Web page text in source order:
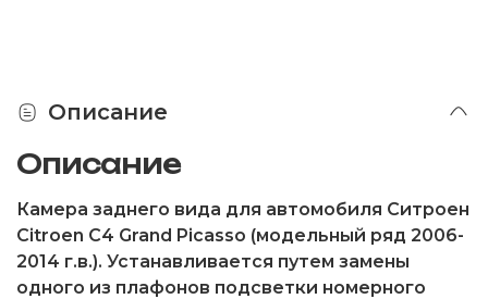
Описание
Описание
Камера заднего вида для автомобиля Ситроен
Citroen C4 Grand Picasso (модельный ряд 2006-
2014 г.в.). Устанавливается путем замены
одного из плафонов подсветки номерного